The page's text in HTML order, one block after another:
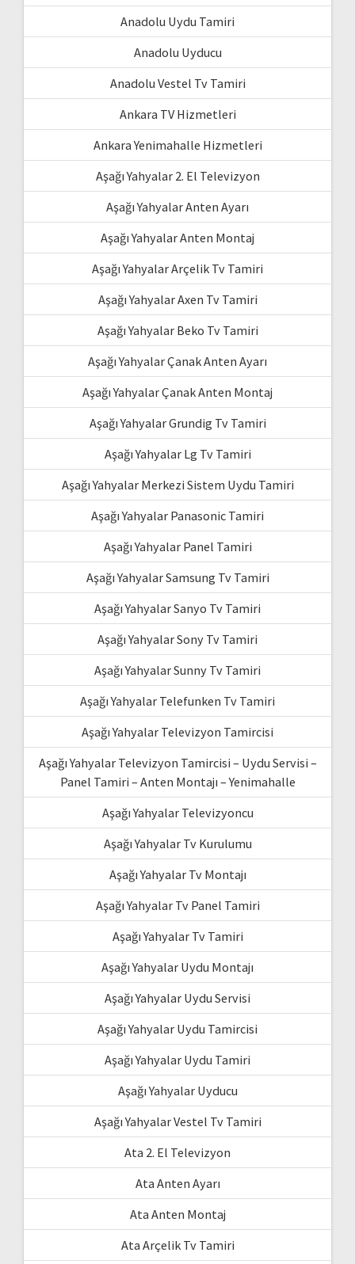
Anadolu Uydu Tamiri
Anadolu Uyducu
Anadolu Vestel Tv Tamiri
Ankara TV Hizmetleri
Ankara Yenimahalle Hizmetleri
Aşağı Yahyalar 2. El Televizyon
Aşağı Yahyalar Anten Ayarı
Aşağı Yahyalar Anten Montaj
Aşağı Yahyalar Arçelik Tv Tamiri
Aşağı Yahyalar Axen Tv Tamiri
Aşağı Yahyalar Beko Tv Tamiri
Aşağı Yahyalar Çanak Anten Ayarı
Aşağı Yahyalar Çanak Anten Montaj
Aşağı Yahyalar Grundig Tv Tamiri
Aşağı Yahyalar Lg Tv Tamiri
Aşağı Yahyalar Merkezi Sistem Uydu Tamiri
Aşağı Yahyalar Panasonic Tamiri
Aşağı Yahyalar Panel Tamiri
Aşağı Yahyalar Samsung Tv Tamiri
Aşağı Yahyalar Sanyo Tv Tamiri
Aşağı Yahyalar Sony Tv Tamiri
Aşağı Yahyalar Sunny Tv Tamiri
Aşağı Yahyalar Telefunken Tv Tamiri
Aşağı Yahyalar Televizyon Tamircisi
Aşağı Yahyalar Televizyon Tamircisi – Uydu Servisi –
Panel Tamiri – Anten Montajı – Yenimahalle
Aşağı Yahyalar Televizyoncu
Aşağı Yahyalar Tv Kurulumu
Aşağı Yahyalar Tv Montajı
Aşağı Yahyalar Tv Panel Tamiri
Aşağı Yahyalar Tv Tamiri
Aşağı Yahyalar Uydu Montajı
Aşağı Yahyalar Uydu Servisi
Aşağı Yahyalar Uydu Tamircisi
Aşağı Yahyalar Uydu Tamiri
Aşağı Yahyalar Uyducu
Aşağı Yahyalar Vestel Tv Tamiri
Ata 2. El Televizyon
Ata Anten Ayarı
Ata Anten Montaj
Ata Arçelik Tv Tamiri